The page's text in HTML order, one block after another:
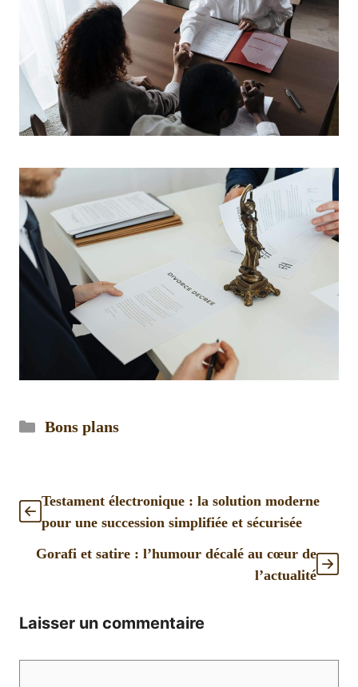
Catégories
Bons plans
Testament électronique : la solution moderne
pour une succession simplifiée et sécurisée
Gorafi et satire : l’humour décalé au cœur de
l’actualité
Laisser un commentaire